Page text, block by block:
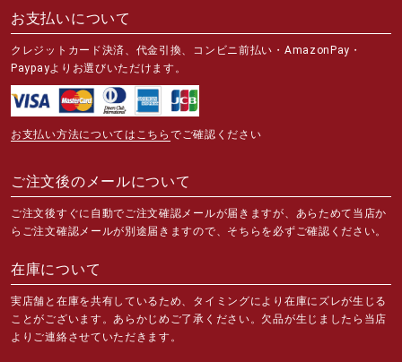
お支払いについて
クレジットカード決済、代金引換、コンビニ前払い・AmazonPay・
Paypayよりお選びいただけます。
お支払い方法についてはこちら でご確認ください
ご注文後のメールについて
ご注文後すぐに自動でご注文確認メールが届きますが、あらためて当店か
らご注文確認メールが別途届きますので、そちらを必ずご確認ください。
在庫について
実店舗と在庫を共有しているため、タイミングにより在庫にズレが生じる
ことがございます。あらかじめご了承ください。欠品が生じましたら当店
よりご連絡させていただきます。